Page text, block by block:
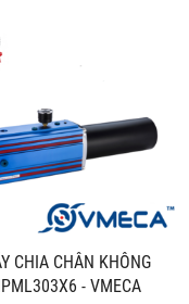
CHIA CHÂN KHÔNG
- VMECA